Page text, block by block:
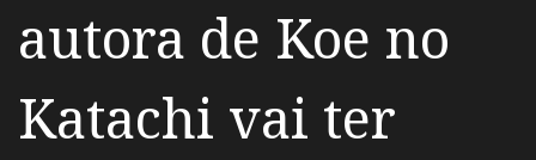
autora de Koe no
Katachi vai ter